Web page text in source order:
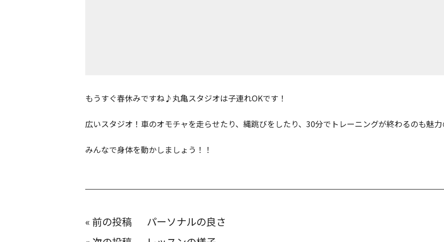
もうすぐ春休みですね♪丸亀スタジオは子連れOKです！
広いスタジオ！車のオモチャを走らせたり、縄跳びをしたり、30分でトレーニングが終わるのも魅
みんなで身体を動かしましょう！！
投
稿
«
パーソナルの良さ